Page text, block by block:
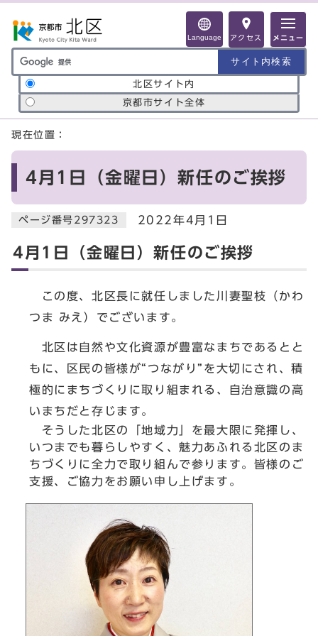
Language アクセス メニュー
サイト内検索の範囲
北区サイト内
京都市サイト全体
ここから本文です
現在位置：
4月1日（金曜日）新任のご挨拶
ページ番号297323 2022年4月1日
4月1日（金曜日）新任のご挨拶
この度、北区長に就任しました川妻聖枝（かわ
つま みえ）でございます。
北区は自然や文化資源が豊富なまちであるとと
もに、区民の皆様が“つながり”を大切にされ、積
極的にまちづくりに取り組まれる、自治意識の高
いまちだと存じます。
そうした北区の「地域力」を最大限に発揮し、
いつまでも暮らしやすく、魅力あふれる北区のま
ちづくりに全力で取り組んで参ります。皆様のご
支援、ご協力をお願い申し上げます。